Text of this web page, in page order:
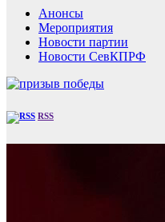
Анонсы
Мероприятия
Новости партии
Новости СевКПРФ
RSS